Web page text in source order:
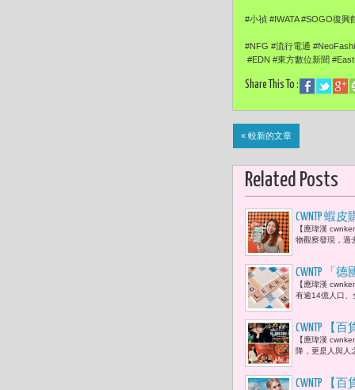
#小禎 #IWATA #SOGO復興
#NFG #流行電通
#EDN #東方數位新聞
Share This To :
« 較新的文章
Related Posts
CWNTP 蝦
【應瑋漢
物觀察發現，過
CWNTP 「
新引擎 從
【應瑋漢
有逾14億人口、
CWNTP 【
大餐」搭
【應瑋漢
降，更是人與人
CWNTP 【